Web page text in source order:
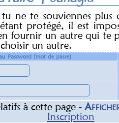
ne te souviennes
étant protégé, il est
fournir un autre qui te
un autre.
Password (mot de passe)
sà cette page -
Inscription